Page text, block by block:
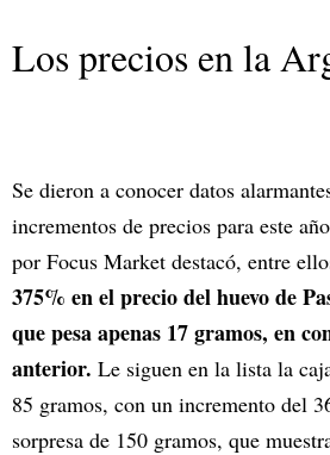
Los precios en la
Se dieron a conocer datos
incrementos de precios para este
por Focus Market destacó, entre
375% en el precio del huevo de
que pesa apenas 17 gramos, en
anterior. Le siguen en la lista la
85 gramos, con un incremento del
sorpresa de 150 gramos, que